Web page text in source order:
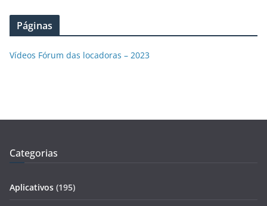
Páginas
Vídeos Fórum das locadoras – 2023
Categorias
Aplicativos (195)